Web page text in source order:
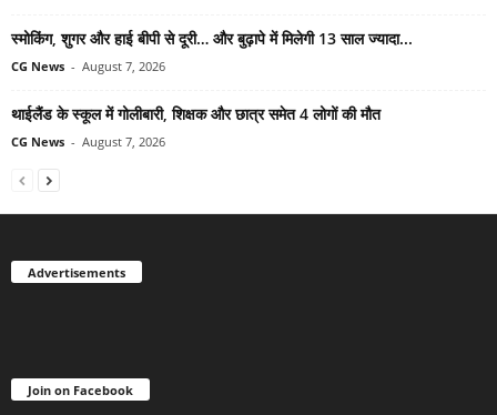
स्मोकिंग, शुगर और हाई बीपी से दूरी… और बुढ़ापे में मिलेगी 13 साल ज्यादा...
CG News - August 7, 2026
थाईलैंड के स्कूल में गोलीबारी, शिक्षक और छात्र समेत 4 लोगों की मौत
CG News - August 7, 2026
Advertisements
Join on Facebook